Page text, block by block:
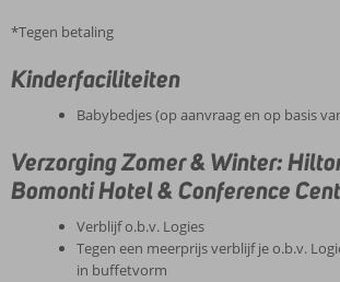
*Tegen betaling
Kinderfaciliteiten
Babybedjes (op aanvraag en op basis
Verzorging Zomer & Winter:
Bomonti Hotel & Conference
Verblijf o.b.v. Logies
Tegen een meerprijs verblijf je o.b.v.
in buffetvorm